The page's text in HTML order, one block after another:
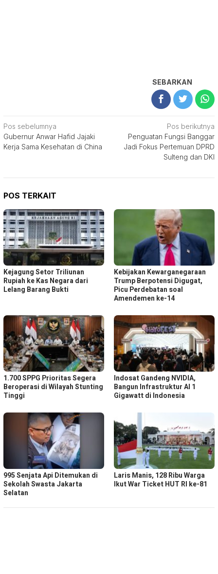
SEBARKAN
Navigasi
pos
Pos sebelumnya
Gubernur Anwar Hafid Jajaki
Kerja Sama Kesehatan di China
Pos berikutnya
Penguatan Fungsi Banggar
Jadi Fokus Pertemuan DPRD
Sulteng dan DKI
POS TERKAIT
Kejagung Setor Triliunan
Rupiah ke Kas Negara dari
Lelang Barang Bukti
Kebijakan Kewarganegaraan
Trump Berpotensi Digugat,
Picu Perdebatan soal
Amendemen ke-14
1.700 SPPG Prioritas Segera
Beroperasi di Wilayah Stunting
Tinggi
Indosat Gandeng NVIDIA,
Bangun Infrastruktur AI 1
Gigawatt di Indonesia
995 Senjata Api Ditemukan di
Sekolah Swasta Jakarta
Selatan
Laris Manis, 128 Ribu Warga
Ikut War Ticket HUT RI ke-81